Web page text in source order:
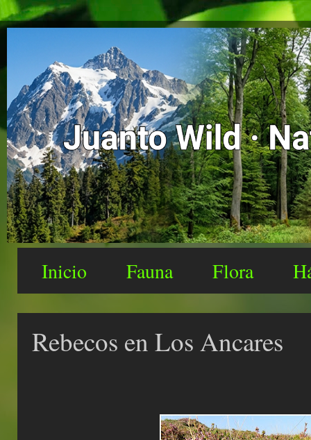
Inicio Fauna Flora
Rebecos en Los Ancares